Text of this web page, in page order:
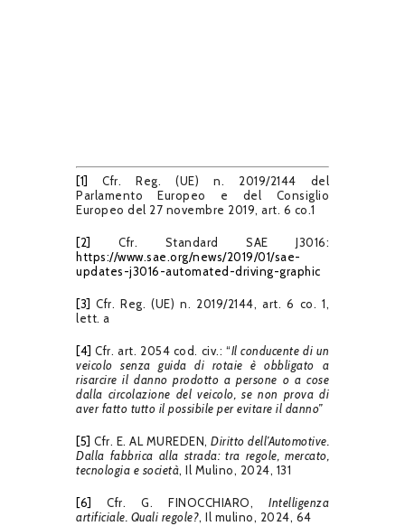
[1]
Cfr. Reg. (UE) n. 2019/2144 del
Parlamento Europeo e del Consiglio
Europeo del 27 novembre 2019, art. 6 co.1
[2]
Cfr. Standard SAE J3016:
https://www.sae.org/news/2019/01/sae-
updates-j3016-automated-driving-graphic
[3] Cfr. Reg. (UE) n. 2019/2144, art. 6 co. 1,
lett. a
[4] Cfr. art. 2054 cod. civ.: “Il conducente di un
veicolo senza guida di rotaie è obbligato a
risarcire il danno prodotto a persone o a cose
dalla circolazione del veicolo, se non prova di
aver fatto tutto il possibile per evitare il danno”
[5] Cfr. E. AL MUREDEN, Diritto dell’Automotive.
Dalla fabbrica alla strada: tra regole, mercato,
tecnologia e società, Il Mulino, 2024, 131
[6] Cfr. G. FINOCCHIARO, Intelligenza
artificiale. Quali regole?, Il mulino, 2024, 64